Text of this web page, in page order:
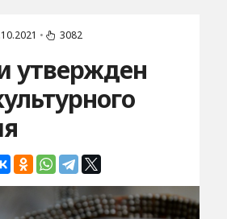
• 3082
утвержден